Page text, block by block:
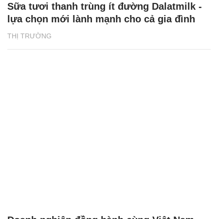
THỊ TRƯỜNG
Sữa tươi thanh trùng ít đường Dalatmilk -
lựa chọn mới lành mạnh cho cả gia đình